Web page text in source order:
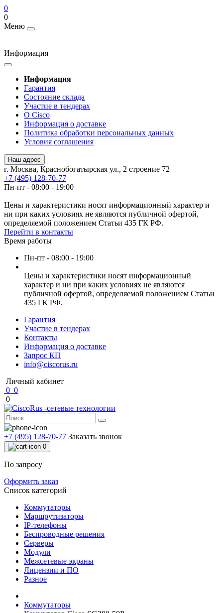
0
0
Меню
Информация
Информация
Гарантия
Состояние склада
Участие в тендерах
О Cisco
Информация о доставке
Политика обработки персональных данных
Условия соглашения
Наш адрес
г. Москва, Краснобогатырская ул., 2 строение 72
+7 (495) 128-70-77
Пн-пт - 08:00 - 19:00
Цены и характеристики носят информационный характер и
ни при каких условиях не являются публичной офертой,
определяемой положением Статьи 435 ГК РФ.
Перейти в контакты
Время работы
Пн-пт - 08:00 - 19:00
Цены и характеристики носят информационный
характер и ни при каких условиях не являются
публичной офертой, определяемой положением Статьи
435 ГК РФ.
Гарантия
Участие в тендерах
Контакты
Информация о доставке
Запрос КП
info@ciscorus.ru
Личный кабинет
0 0
0
+7 (495) 128-70-77 Заказать звонок
0
По запросу
Оформить заказ
Список категорий
Коммутаторы
Маршрутизаторы
IP-телефоны
Беспроводные решения
Серверы
Модули
Межсетевые экраны
Лицензии и ПО
Разное
Коммутаторы